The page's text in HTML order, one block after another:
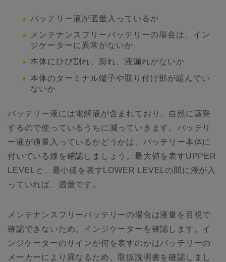
バッテリー液が適量入っているか
メンテナンスフリーバッテリーの場合は、イン
ジケーターに異常がないか
本体にひび割れ、膨れ、液漏れがないか
本体のターミナル端子や取り付け部が緩んでい
ないか
バッテリー液には電解液が含まれており、自然に蒸発
するので使っているうちに減っていきます。バッテリ
ー液が適量入っているかどうかは、バッテリー本体に
付いている線を確認しましょう。最大値を表すUPPER
LEVELと、最小値を表すLOWER LEVELの間に液が入
っていれば、適量です。
メンテナンスフリーバッテリーの場合は液量を目視で
確認できないため、インジケーターを確認します。イ
ンジケーターのサインが何を表すのかはバッテリーの
メーカーにより異なるため、取扱説明書を確認しまし